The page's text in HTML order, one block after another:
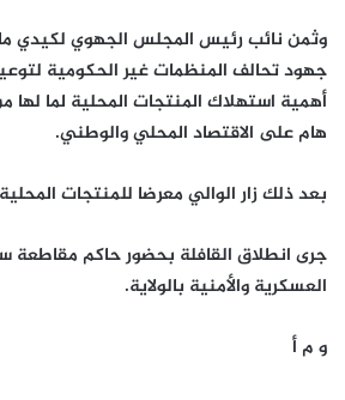
وثمن نائب رئيس المجلس الجهوي لكيدي
جهود تحالف المنظمات غير الحكومية
أهمية استهلاك المنتجات المحلية لما لها
هام على الاقتصاد المحلي والوطني.
بعد ذلك زار الوالي معرضا للمنتجات
جرى انطلاق القافلة بحضور حاكم مقاطعة
العسكرية والأمنية بالولاية.
و م أ